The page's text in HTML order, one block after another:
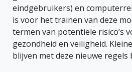
eindgebruikers) en
is voor het trainen van deze
termen van potentiële risico’s
gezondheid en veiligheid.
blijven met deze nieuwe regels